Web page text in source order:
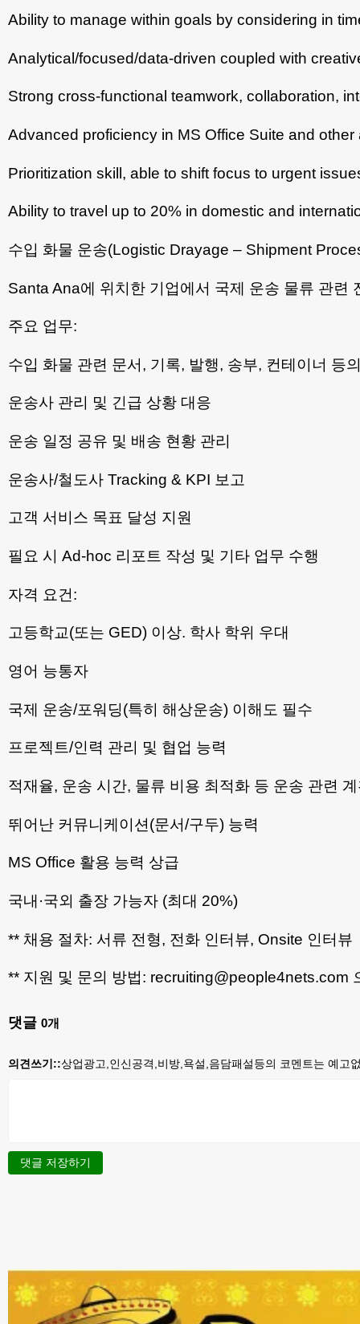
Ability to manage within goals by considering in
Analytical/focused/data-driven coupled with
Strong cross-functional teamwork, collaboration,
Advanced proficiency in MS Office Suite and other
Prioritization skill, able to shift focus to urgent
Ability to travel up to 20% in domestic and
수입 화물 운송(Logistic Drayage – Shipment
Santa Ana에 위치한 기업에서 국제 운송 물류 관련
주요 업무:
수입 화물 관련 문서, 기록, 발행, 송부, 컨테이너 등
운송사 관리 및 긴급 상황 대응
운송 일정 공유 및 배송 현황 관리
운송사/철도사 Tracking & KPI 보고
고객 서비스 목표 달성 지원
필요 시 Ad-hoc 리포트 작성 및 기타 업무 수행
자격 요건:
고등학교(또는 GED) 이상. 학사 학위 우대
영어 능통자
국제 운송/포워딩(특히 해상운송) 이해도 필수
프로젝트/인력 관리 및 협업 능력
적재율, 운송 시간, 물류 비용 최적화 등 운송 관련
뛰어난 커뮤니케이션(문서/구두) 능력
MS Office 활용 능력 상급
국내·국외 출장 가능자 (최대 20%)
** 채용 절차: 서류 전형, 전화 인터뷰, Onsite 인터뷰
** 지원 및 문의 방법: recruiting@people4nets.com
댓글 0개
의견쓰기::상업광고,인신공격,비방,욕설,음담패설등의 코멘트는 예고
댓글 저장하기